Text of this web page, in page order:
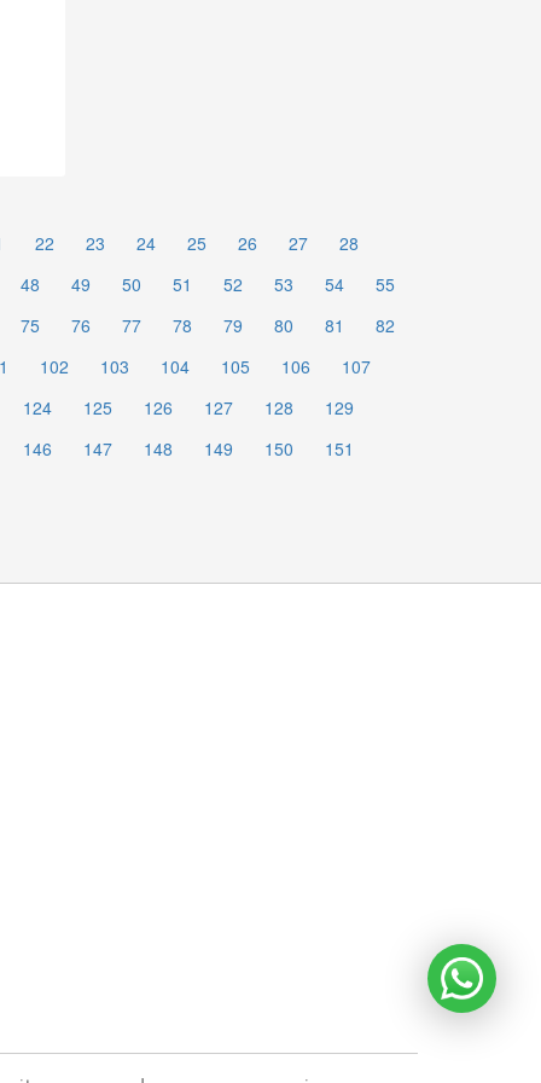
22 23 24 25 26 27
28
48 49 50 51 52 53 54
55
75 76 77 78 79 80 81
82
102 103 104 105 106
107
124 125 126 127 128
129
146 147 148 149 150
151